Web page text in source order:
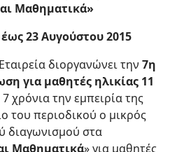
Μαθηματικά»
23 Αυγούστου 2015
διοργανώνει την 7η
για μαθητές ηλικίας 11
χρόνια την εμπειρία της
του περιοδικού ο μικρός
διαγωνισμού στα
Μαθηματικά» για μαθητές